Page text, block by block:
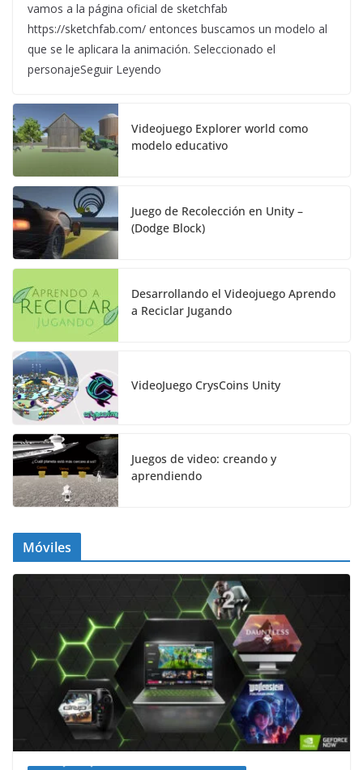
vamos a la página oficial de sketchfab
https://sketchfab.com/ entonces buscamos un modelo al
que se le aplicara la animación. Seleccionado el
personajeSeguir Leyendo
Videojuego Explorer world como
modelo educativo
Juego de Recolección en Unity –
(Dodge Block)
Desarrollando el Videojuego Aprendo
a Reciclar Jugando
VideoJuego CrysCoins Unity
Juegos de video: creando y
aprendiendo
Móviles